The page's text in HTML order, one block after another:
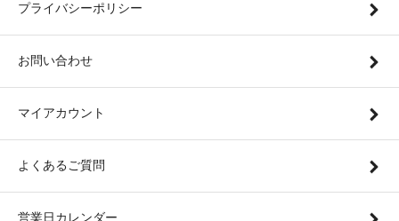
プライバシーポリシー
お問い合わせ
マイアカウント
よくあるご質問
営業日カレンダー